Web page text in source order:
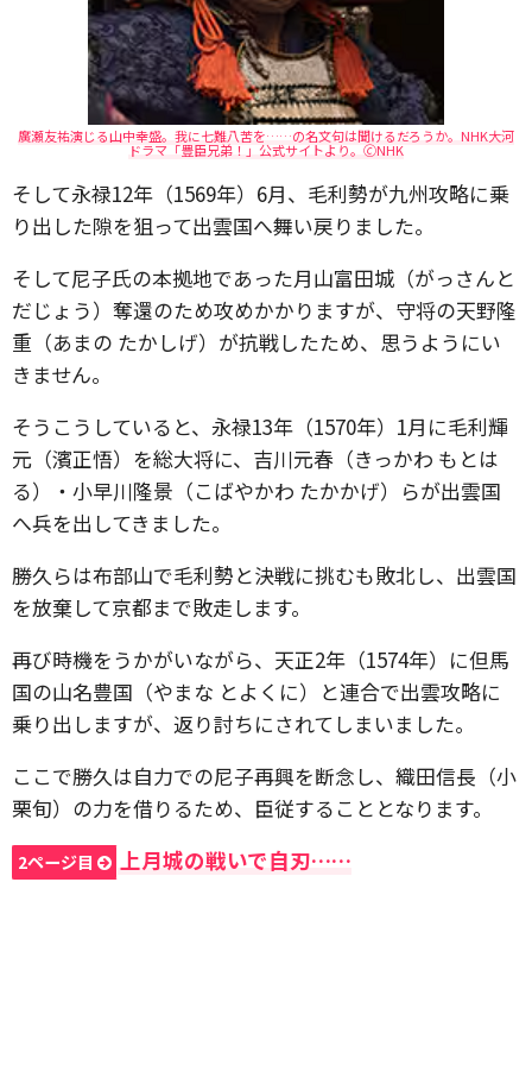
廣瀬友祐演じる山中幸盛。我に七難八苦を……の名文句は聞けるだろうか。NHK大河
ドラマ「豊臣兄弟！」公式サイトより。🄫NHK
そして永禄12年（1569年）6月、毛利勢が九州攻略に乗
り出した隙を狙って出雲国へ舞い戻りました。
そして尼子氏の本拠地であった月山富田城（がっさんと
だじょう）奪還のため攻めかかりますが、守将の天野隆
重（あまの たかしげ）が抗戦したため、思うようにい
きません。
そうこうしていると、永禄13年（1570年）1月に毛利輝
元（濱正悟）を総大将に、吉川元春（きっかわ もとは
る）・小早川隆景（こばやかわ たかかげ）らが出雲国
へ兵を出してきました。
勝久らは布部山で毛利勢と決戦に挑むも敗北し、出雲国
を放棄して京都まで敗走します。
再び時機をうかがいながら、天正2年（1574年）に但馬
国の山名豊国（やまな とよくに）と連合で出雲攻略に
乗り出しますが、返り討ちにされてしまいました。
ここで勝久は自力での尼子再興を断念し、織田信長（小
栗旬）の力を借りるため、臣従することとなります。
2ページ目 上月城の戦いで自刃……